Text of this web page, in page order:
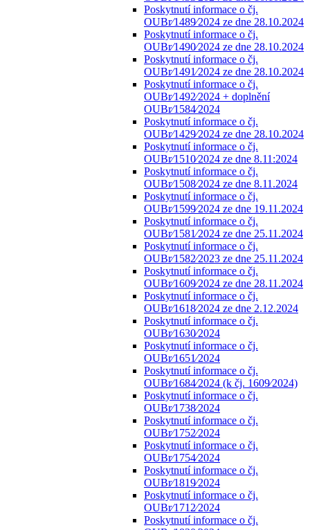
Poskytnutí informace o čj.
OUBr⁄1489⁄2024 ze dne 28.10.2024
Poskytnutí informace o čj.
OUBr⁄1490⁄2024 ze dne 28.10.2024
Poskytnutí informace o čj.
OUBr⁄1491⁄2024 ze dne 28.10.2024
Poskytnutí informace o čj.
OUBr⁄1492⁄2024 + doplnění
OUBr⁄1584⁄2024
Poskytnutí informace o čj.
OUBr⁄1429⁄2024 ze dne 28.10.2024
Poskytnutí informace o čj.
OUBr⁄1510⁄2024 ze dne 8.11:2024
Poskytnutí informace o čj.
OUBr⁄1508⁄2024 ze dne 8.11.2024
Poskytnutí informace o čj.
OUBr⁄1599⁄2024 ze dne 19.11.2024
Poskytnutí informace o čj.
OUBr⁄1581⁄2024 ze dne 25.11.2024
Poskytnutí informace o čj.
OUBr⁄1582⁄2023 ze dne 25.11.2024
Poskytnutí informace o čj.
OUBr⁄1609⁄2024 ze dne 28.11.2024
Poskytnutí informace o čj.
OUBr⁄1618⁄2024 ze dne 2.12.2024
Poskytnutí informace o čj.
OUBr⁄1630⁄2024
Poskytnutí informace o čj.
OUBr⁄1651⁄2024
Poskytnutí informace o čj.
OUBr⁄1684⁄2024 (k čj. 1609⁄2024)
Poskytnutí informace o čj.
OUBr⁄1738⁄2024
Poskytnutí informace o čj.
OUBr⁄1752⁄2024
Poskytnutí informace o čj.
OUBr⁄1754⁄2024
Poskytnutí informace o čj.
OUBr⁄1819⁄2024
Poskytnutí informace o čj.
OUBr⁄1712⁄2024
Poskytnutí informace o čj.